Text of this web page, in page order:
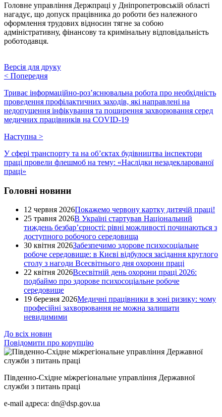
Головне управління Держпраці у Дніпропетровській області
нагадує, що допуск працівника до роботи без належного
оформлення трудових відносин тягне за собою
адміністративну, фінансову та кримінальну відповідальність
роботодавця.
Версія для друку
< Попередня
Триває інформаційно-роз’яснювальна робота про необхідність
проведення профілактичних заходів, які направлені на
недопущення інфікування та поширення захворювання серед
медичних працівників на COVID-19
Наступна >
У сфері транспорту та на об’єктах будівництва інспектори
праці провели флешмоб на тему: «Наслідки незадекларованої
праці»
Головні новини
12 червня 2026Покажемо червону картку дитячій праці!
25 травня 2026В Україні стартував Національний
тиждень безбар’єрності: рівні можливості починаються з
доступного робочого середовища
30 квітня 2026Забезпечимо здорове психосоціальне
робоче середовище: в Києві відбулося засідання круглого
столу з нагоди Всесвітнього дня охорони праці
22 квітня 2026Всесвітній день охорони праці 2026:
подбаймо про здорове психосоціальне робоче
середовище
19 березня 2026Медичні працівники в зоні ризику: чому
професійні захворювання не можна залишати
невидимими
До всіх новин
Повідомити про корупцію
Південно-Східне міжрегіональне управління Державної
служби з питань праці
e-mail адреса: dn@dsp.gov.ua